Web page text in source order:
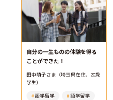
自分の一生ものの体験を得る
ことができた！
田中萌子さま（埼玉県在住、20歳
学生）
語学留学
語学留学